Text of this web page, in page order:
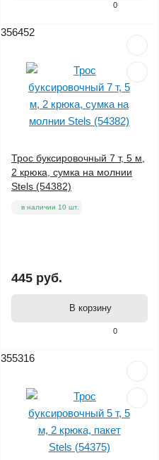
0
356452
0
Трос буксировочный 7 т, 5 м,
2 крюка, сумка на молнии
Stels (54382)
в наличии 10 шт.
445 руб.
В корзину
355316